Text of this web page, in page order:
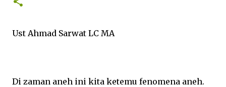
Ust Ahmad Sarwat LC MA
Di zaman aneh ini kita ketemu fenomena aneh.